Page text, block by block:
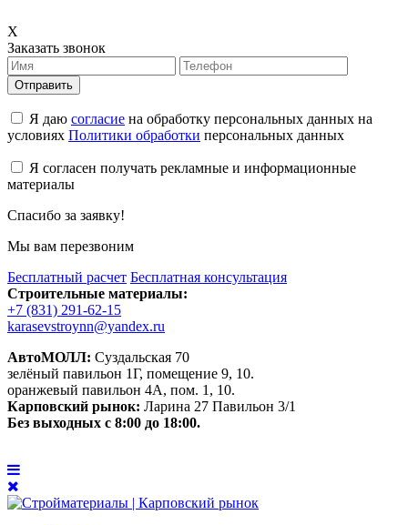
X
Заказать звонок
Отправить
Я даю согласие на обработку персональных данных на
условиях Политики обработки персональных данных
Я согласен получать рекламные и информационные
материалы
Спасибо за заявку!
Мы вам перезвоним
Бесплатный расчет Бесплатная консультация
Строительные материалы:
+7 (831) 291-62-15
karasevstroynn@yandex.ru
АвтоМОЛЛ: Суздальская 70
зелёный павильон 1Г, помещение 9, 10.
оранжевый павильон 4А, пом. 1, 10.
Карповский рынок: Ларина 27 Павильон 3/1
Без выходных с 8:00 до 18:00.